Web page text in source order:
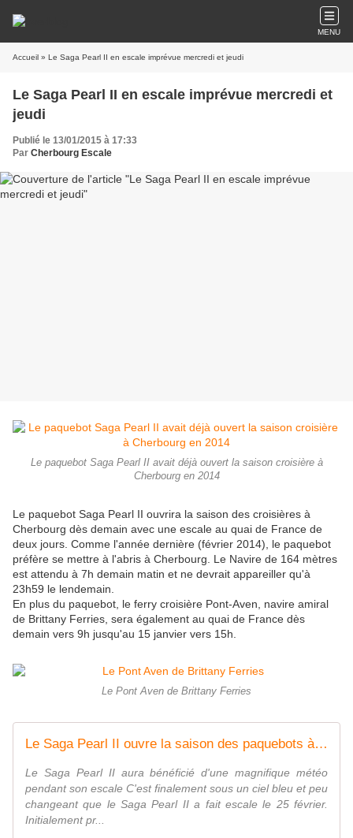
MENU
Accueil » Le Saga Pearl II en escale imprévue mercredi et jeudi
Le Saga Pearl II en escale imprévue mercredi et
jeudi
Publié le 13/01/2015 à 17:33
Par Cherbourg Escale
Le paquebot Saga Pearl II avait déjà ouvert la saison croisière à
Cherbourg en 2014
Le paquebot Saga Pearl II ouvrira la saison des croisières à
Cherbourg dès demain avec une escale au quai de France de
deux jours. Comme l'année dernière (février 2014), le paquebot
préfère se mettre à l'abris à Cherbourg. Le Navire de 164 mètres
est attendu à 7h demain matin et ne devrait appareiller qu'à
23h59 le lendemain.
En plus du paquebot, le ferry croisière Pont-Aven, navire amiral
de Brittany Ferries, sera également au quai de France dès
demain vers 9h jusqu'au 15 janvier vers 15h.
Le Pont Aven de Brittany Ferries
Le Saga Pearl II ouvre la saison des paquebots à Cherbourg -
Le Saga Pearl II aura bénéficié d'une magnifique météo
pendant son escale C'est finalement sous un ciel bleu et peu
changeant que le Saga Pearl II a fait escale le 25 février.
Initialement pr...